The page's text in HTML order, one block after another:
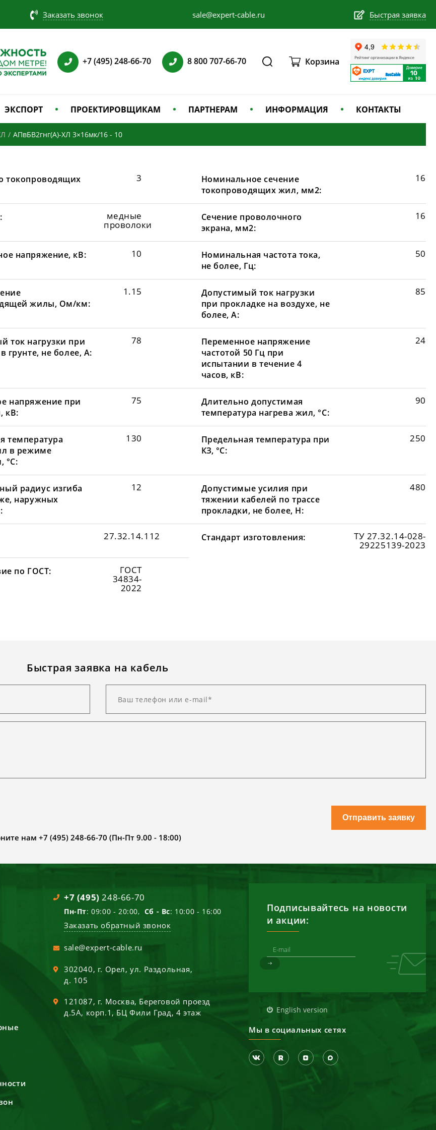
Заказать звонок sale@expert-cable.ru Быстрая заявка
+7 (495) 248-66-70 8 800 707-66-70 Корзина
ЭКСПОРТ ПРОЕКТИРОВЩИКАМ ПАРТНЕРАМ ИНФОРМАЦИЯ КОНТАКТЫ
/ АПвБВ2гнг(А)-ХЛ 3×16мк/16 - 10
токопроводящих
3
Номинальное сечение
токопроводящих жил, мм2:
16
медные
проволоки
Сечение проволочного
экрана, мм2:
16
напряжение, кВ: 10
Номинальная частота тока,
не более, Гц:
50
жилы, Ом/км:
1.15
Допустимый ток нагрузки
при прокладке на воздухе, не
более, А:
85
ток нагрузки при
грунте, не более, А:
78
Переменное напряжение
частотой 50 Гц при
испытании в течение 4
часов, кВ:
24
напряжение при
кВ:
75
Длительно допустимая
температура нагрева жил, °С:
90
температура
в режиме
°С:
130
Предельная температура при
КЗ, °С:
250
радиус изгиба
наружных
12
Допустимые усилия при
тяжении кабелей по трассе
прокладки, не более, Н:
480
27.32.14.112 Стандарт изготовления: ТУ 27.32.14-028-
29225139-2023
по ГОСТ: ГОСТ
34834-
2022
Быстрая заявка на кабель
нам +7 (495) 248-66-70 (Пн-Пт 9.00 - 18:00)
Отправить заявку
+7 (495) 248-66-70
Пн-Пт: 09:00 - 20:00, Сб - Вс: 10:00 - 16:00
Заказать обратный звонок
sale@expert-cable.ru
302040, г. Орел,ул. Раздольная,
д. 105
121087, г. Москва, Береговой проезд
д.5А, корп.1, БЦ Фили Град, 4 этаж
Подписывайтесь на новости
и акции:
English version
Мы в социальных сетях